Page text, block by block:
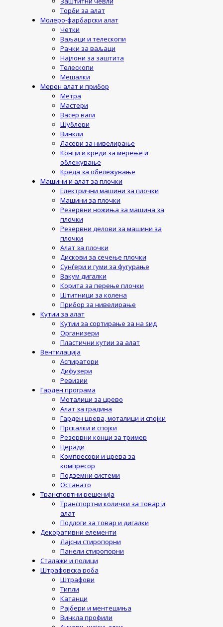
Торби за алат
Молеро-фарбарски алат
Четки
Ваљаци и телескопи
Рачки за ваљаци
Најлони за заштита
Телескопи
Мешалки
Мерен алат и прибор
Метра
Мастери
Васер ваги
Шублери
Винкли
Ласери за нивелирање
Конци и креди за мерење и
облежување
Креда за обележување
Машини и алат за плочки
Електрични машини за плочки
Машини за плочки
Резервни ножиња за машина за
плочки
Резервни делови за машини за
плочки
Алат за плочки
Дискови за сечење плочки
Сунѓери и гуми за фугурање
Вакум дигалки
Корита за перење плочки
Штитници за колена
Прибор за нивелирање
Кутии за алат
Кутии за сортирање за на ѕид
Организери
Пластични кутии за алат
Вентилација
Аспиратори
Дифузери
Ревизии
Гарден програма
Моталици за црево
Алат за градина
Гарден црева, моталици и спојки
Прскалки и спојки
Резервни конци за тример
Церади
Компресори и црева за
компресор
Подземни системи
Останато
Транспортни решенија
Транспортни колички за товар и
алат
Подлоги за товар и дигалки
Декоративни елементи
Лајсни стиропорни
Панели стиропорни
Сталажи и полици
Штрафовска роба
Штрафови
Типли
Катанци
Рајбери и ментешиња
Винкла профили